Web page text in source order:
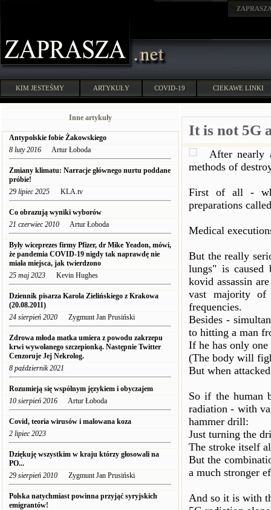
KIM JESTEŚMY ARTYKUŁY COVID-19 CIEKAWE LINKI
Inne artykuły
Antypolskie fobie Żakowskiego
8 luty 2016 Artur Łoboda
Zmiany klimatu: Narracje głównego nurtu poddane
próbie!
29 lipiec 2025 KLA.tv
Co obrazują wyniki wyborów
21 czerwiec 2010 Artur Łoboda
Były wiceprezes firmy Pfizer, dr Mike Yeadon, mówi,
że pandemia COVID-19 nigdy tak naprawdę nie
miała miejsca, jak twierdzono
25 maj 2023 Kevin Hughes
Dziennik pisarza Karola Zielińskiego z Krakowa
(20.08.2011)
24 sierpień 2020 Zygmunt Jan Prusiński
Zdrowa młoda matka umiera z powodu zakrzepu
krwi wywołanego szczepionką. Następnie Twitter
Cenzoruje Jej Nekrolog.
8 październik 2021
Rozumieją się wspólnym językiem i obyczajem
10 sierpień 2016 Artur Łoboda
Covid, teoria wirusów i malowana koza
2 lipiec 2023
Dziękuję wszystkim w kraju którzy głosowali na
PO...
29 sierpień 2010 Zygmunt Jan Prusiński
Polska natychmiast powinna przyjąć syryjskich
emigrantów!
It is not 5G
After nearly
methods of
First of all -
preparations
Medical
But the really
lungs" is caused
kovid assassin
vast majority of
frequencies.
Besides -
to hitting a man
If he has only
(The body will
But when
So if the human
radiation - with
hammer drill:
Just turning the
The stroke itself
But the
a much stronger
And so it is with